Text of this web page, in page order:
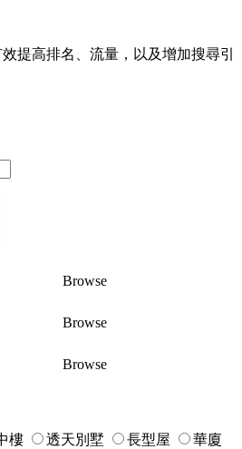
提高排名、流量，以及增加搜尋引
Browse
Browse
Browse
樓 透天別墅 長型屋
華廈